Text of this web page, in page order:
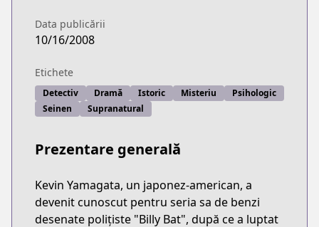
Data publicării
10/16/2008
Etichete
Detectiv Dramă Istoric Misteriu
Psihologic
Seinen
Supranatural
Prezentare generală
Kevin Yamagata, un japonez-american, a
devenit cunoscut pentru seria sa de benzi
desenate polițiste "Billy Bat", după ce a luptat